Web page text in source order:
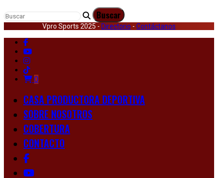
Vpro Sports 2025 - Directorio - Contáctanos
0
CASA PRODUCTORA DEPORTIVA
SOBRE NOSOTROS
COBERTURA
CONTACTO